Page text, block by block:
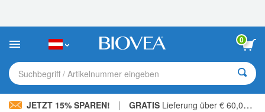
Sie:
Website
ein
Barrierefreiheitssystem.
0
Suchbegriff / Artikelnummer eingeben
JETZT 15% SPAREN! | GRATIS Lieferung über € 60,00 »